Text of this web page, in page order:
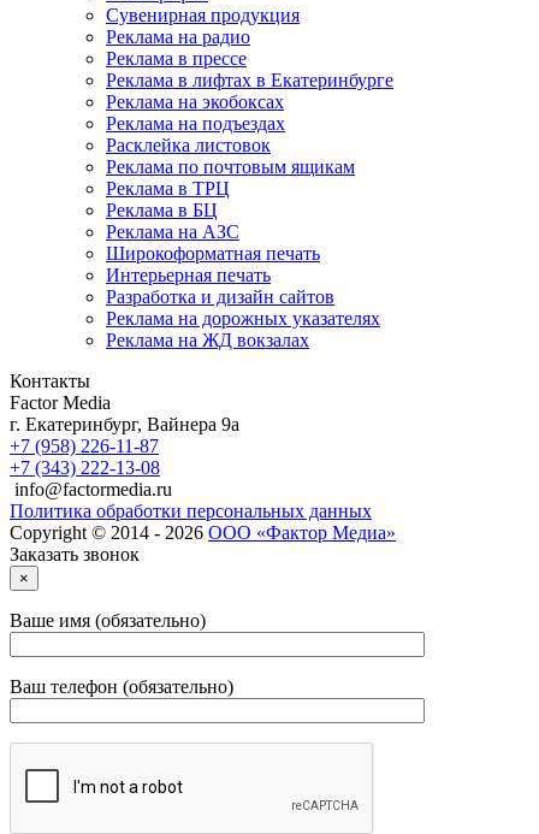
Сувенирная продукция
Реклама на радио
Реклама в прессе
Реклама в лифтах в Екатеринбурге
Реклама на экобоксах
Реклама на подъездах
Расклейка листовок
Реклама по почтовым ящикам
Реклама в ТРЦ
Реклама в БЦ
Реклама на АЗС
Широкоформатная печать
Интерьерная печать
Разработка и дизайн сайтов
Реклама на дорожных указателях
Реклама на ЖД вокзалах
Контакты
Factor Media
г. Екатеринбург, Вайнера 9а
+7 (958) 226-11-87
+7 (343) 222-13-08
info@factormedia.ru
Политика обработки персональных данных
Copyright © 2014 - 2026 ООО «Фактор Медиа»
Заказать звонок
×
Ваше имя (обязательно)
Ваш телефон (обязательно)